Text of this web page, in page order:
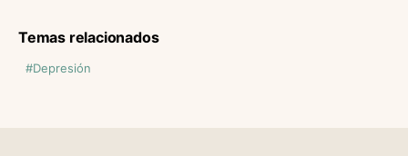
Temas relacionados
Depresión